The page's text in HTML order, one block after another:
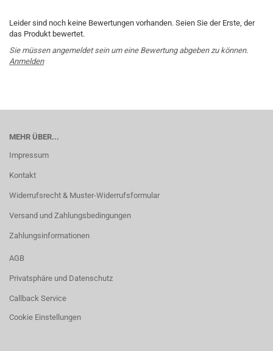
Leider sind noch keine Bewertungen vorhanden. Seien Sie der Erste, der
das Produkt bewertet.
Sie müssen angemeldet sein um eine Bewertung abgeben zu können.
Anmelden
MEHR ÜBER...
Impressum
Kontakt
Widerrufsrecht & Muster-Widerrufsformular
Versand und Zahlungsbedingungen
Zahlungsinformationen
AGB
Privatsphäre und Datenschutz
Callback Service
Cookie Einstellungen